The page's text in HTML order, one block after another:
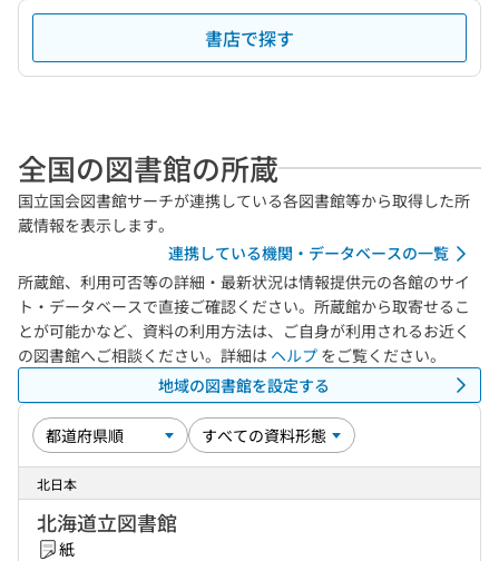
書店で探す
全国の図書館の所蔵
国立国会図書館サーチが連携している各図書館等から取得した所
蔵情報を表示します。
連携している機関・データベースの一覧
所蔵館、利用可否等の詳細・最新状況は情報提供元の各館のサイ
ト・データベースで直接ご確認ください。所蔵館から取寄せるこ
とが可能かなど、資料の利用方法は、ご自身が利用されるお近く
の図書館へご相談ください。詳細は ヘルプ をご覧ください。
地域の図書館を設定する
北日本
北海道立図書館
紙